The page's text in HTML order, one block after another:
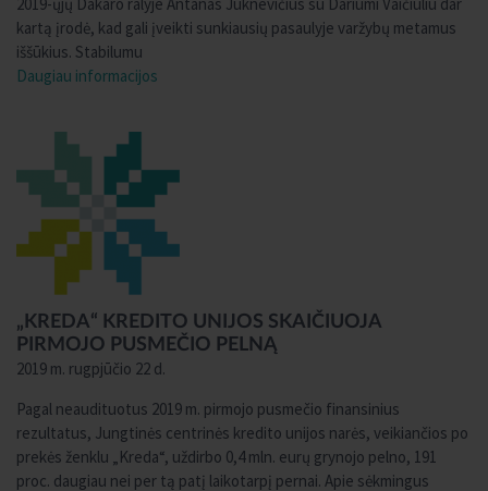
kartą įrodė, kad gali įveikti sunkiausių pasaulyje varžybų metamus
iššūkius. Stabilumu
Daugiau informacijos
„KREDA“ KREDITO UNIJOS SKAIČIUOJA
PIRMOJO PUSMEČIO PELNĄ
2019 m. rugpjūčio 22 d.
Pagal neaudituotus 2019 m. pirmojo pusmečio finansinius
rezultatus, Jungtinės centrinės kredito unijos narės, veikiančios po
prekės ženklu „Kreda“, uždirbo 0,4 mln. eurų grynojo pelno, 191
proc. daugiau nei per tą patį laikotarpį pernai. Apie sėkmingus